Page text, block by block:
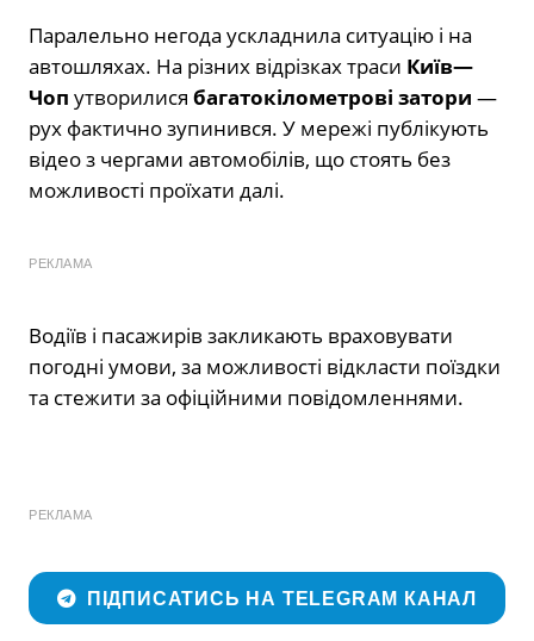
Паралельно негода ускладнила ситуацію і на
автошляхах. На різних відрізках траси Київ—
Чоп утворилися багатокілометрові затори —
рух фактично зупинився. У мережі публікують
відео з чергами автомобілів, що стоять без
можливості проїхати далі.
РЕКЛАМА
Водіїв і пасажирів закликають враховувати
погодні умови, за можливості відкласти поїздки
та стежити за офіційними повідомленнями.
РЕКЛАМА
ПІДПИСАТИСЬ НА TELEGRAM КАНАЛ